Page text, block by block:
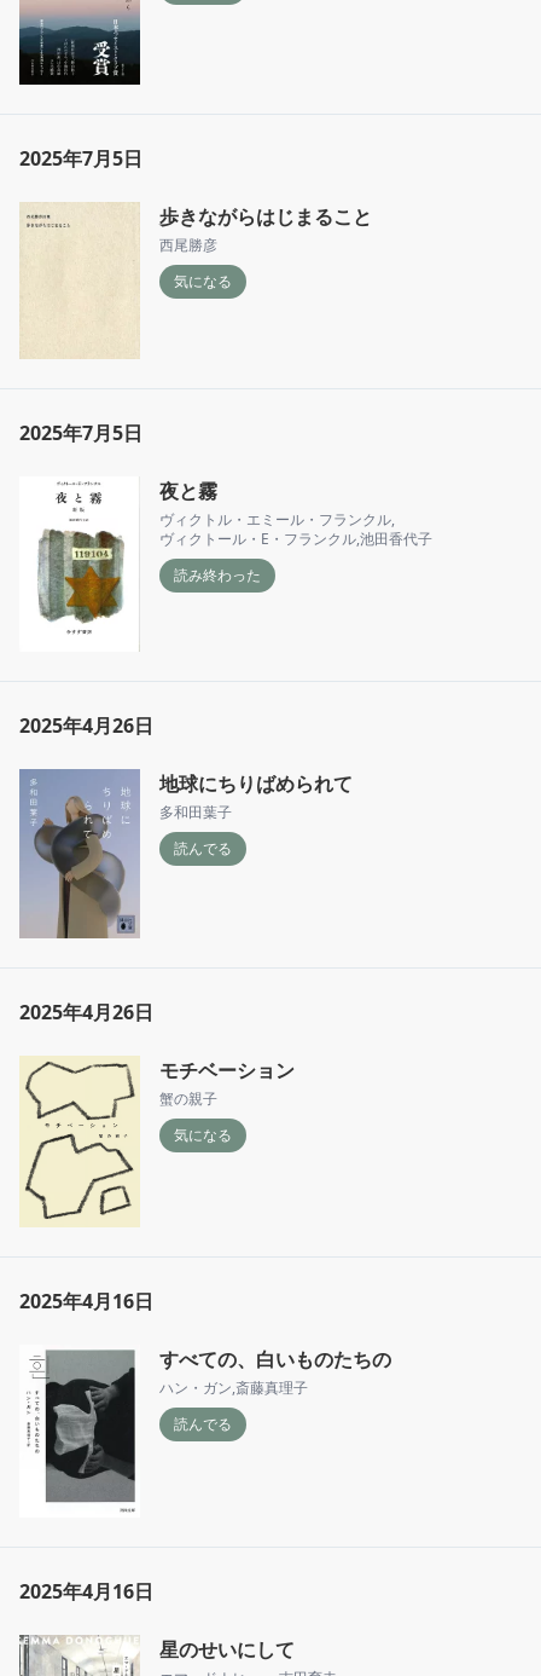
2025年7月5日
歩きながらはじまること
西尾勝彦
気になる
2025年7月5日
夜と霧
ヴィクトル・エミール・フランクル,
ヴィクトール・E・フランクル,池田香代子
読み終わった
2025年4月26日
地球にちりばめられて
多和田葉子
読んでる
2025年4月26日
モチベーション
蟹の親子
気になる
2025年4月16日
すべての、白いものたちの
ハン・ガン,斎藤真理子
読んでる
2025年4月16日
星のせいにして